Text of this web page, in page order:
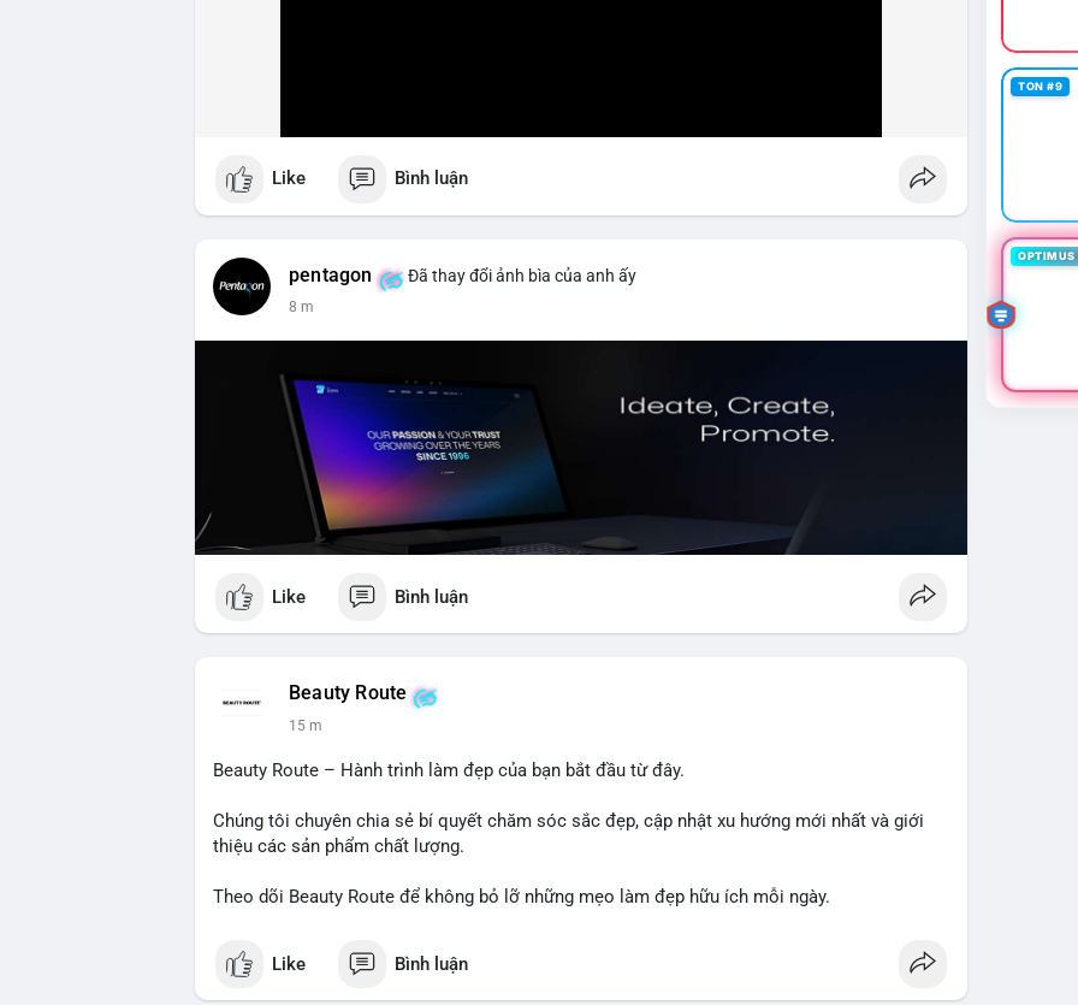
Like Bình luận
pentagon Đã thay đổi ảnh bìa của anh ấy
8 m
Like Bình luận
Beauty Route
15 m
Beauty Route – Hành trình làm đẹp của bạn bắt đầu từ đây.
Chúng tôi chuyên chia sẻ bí quyết chăm sóc sắc đẹp, cập nhật xu hướng mới nhất và giới
thiệu các sản phẩm chất lượng.
Theo dõi Beauty Route để không bỏ lỡ những mẹo làm đẹp hữu ích mỗi ngày.
Like Bình luận
TON #9
OPTIMUS